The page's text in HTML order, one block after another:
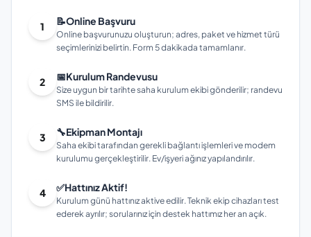
1 📝Online Başvuru
Online başvurunuzu oluşturun; adres, paket ve hizmet türü
seçimlerinizi belirtin. Form 5 dakikada tamamlanır.
2 📅Kurulum Randevusu
Size uygun bir tarihte saha kurulum ekibi gönderilir; randevu
SMS ile bildirilir.
3 🔧Ekipman Montajı
Saha ekibi tarafından gerekli bağlantı işlemleri ve modem
kurulumu gerçekleştirilir. Ev/işyeri ağınız yapılandırılır.
4 ✅Hattınız Aktif!
Kurulum günü hattınız aktive edilir. Teknik ekip cihazları test
ederek ayrılır; sorularınız için destek hattımız her an açık.